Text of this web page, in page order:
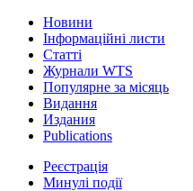
Новини
Інформаційні листи
Статті
Журнали WTS
Популярне за місяць
Видання
Издания
Publications
Реєстрація
Минулі події